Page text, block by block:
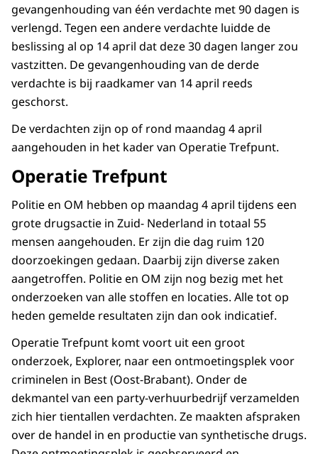
gevangenhouding van één verdachte met 90 dagen is
verlengd. Tegen een andere verdachte luidde de
beslissing al op 14 april dat deze 30 dagen langer zou
vastzitten. De gevangenhouding van de derde
verdachte is bij raadkamer van 14 april reeds
geschorst.
De verdachten zijn op of rond maandag 4 april
aangehouden in het kader van Operatie Trefpunt.
Operatie Trefpunt
Politie en OM hebben op maandag 4 april tijdens een
grote drugsactie in Zuid- Nederland in totaal 55
mensen aangehouden. Er zijn die dag ruim 120
doorzoekingen gedaan. Daarbij zijn diverse zaken
aangetroffen. Politie en OM zijn nog bezig met het
onderzoeken van alle stoffen en locaties. Alle tot op
heden gemelde resultaten zijn dan ook indicatief.
Operatie Trefpunt komt voort uit een groot
onderzoek, Explorer, naar een ontmoetingsplek voor
criminelen in Best (Oost-Brabant). Onder de
dekmantel van een party-verhuurbedrijf verzamelden
zich hier tientallen verdachten. Ze maakten afspraken
over de handel in en productie van synthetische drugs.